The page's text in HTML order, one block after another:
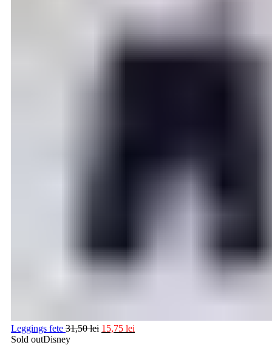
Leggings fete 31,50lei 15,75 lei
Sold outDisney